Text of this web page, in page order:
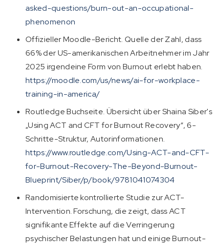
asked-questions/burn-out-an-occupational-
phenomenon
Offizieller Moodle-Bericht. Quelle der Zahl, dass
66% der US-amerikanischen Arbeitnehmer im Jahr
2025 irgendeine Form von Burnout erlebt haben.
https://moodle.com/us/news/ai-for-workplace-
training-in-america/
Routledge Buchseite. Übersicht über Shaina Siber's
„Using ACT and CFT for Burnout Recovery“, 6-
Schritte-Struktur, Autorinformationen.
https://www.routledge.com/Using-ACT-and-CFT-
for-Burnout-Recovery-The-Beyond-Burnout-
Blueprint/Siber/p/book/9781041074304
Randomisierte kontrollierte Studie zur ACT-
Intervention. Forschung, die zeigt, dass ACT
signifikante Effekte auf die Verringerung
psychischer Belastungen hat und einige Burnout-